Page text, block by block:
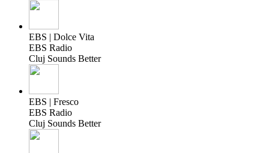
EBS | Dolce Vita
EBS Radio
Cluj Sounds Better
EBS | Fresco
EBS Radio
Cluj Sounds Better